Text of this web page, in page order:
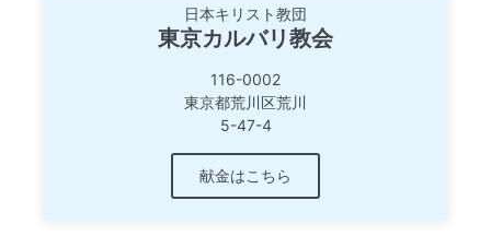
日本キリスト教団
東京カルバリ教会
116-0002
東京都荒川区荒川
5-47-4
献金はこちら